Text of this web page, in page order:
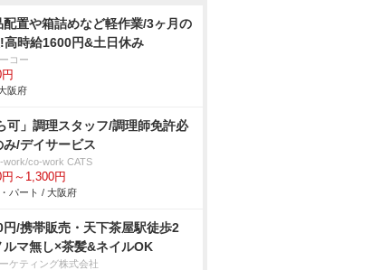
配置や箱詰めなど軽作業/3ヶ月の
高時給1600円&土日休み
コー
阪府
可」調理スタッフ/調理師免許必
/デイサービス
work/co-work CATS
～1,300円
パート / 大阪府
円/携帯販売・天下茶屋駅徒歩2
ルマ無し×茶髪&ネイルOK
ケティング株式会社